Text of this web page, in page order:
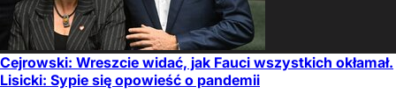
Cejrowski: Wreszcie widać, jak Fauci wszystkich okłamał.
Lisicki: Sypie się opowieść o pandemii